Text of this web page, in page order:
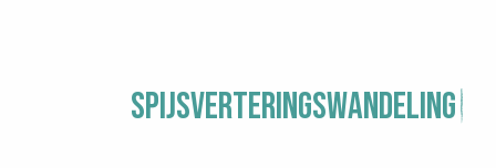
Spijsverteringswandeling